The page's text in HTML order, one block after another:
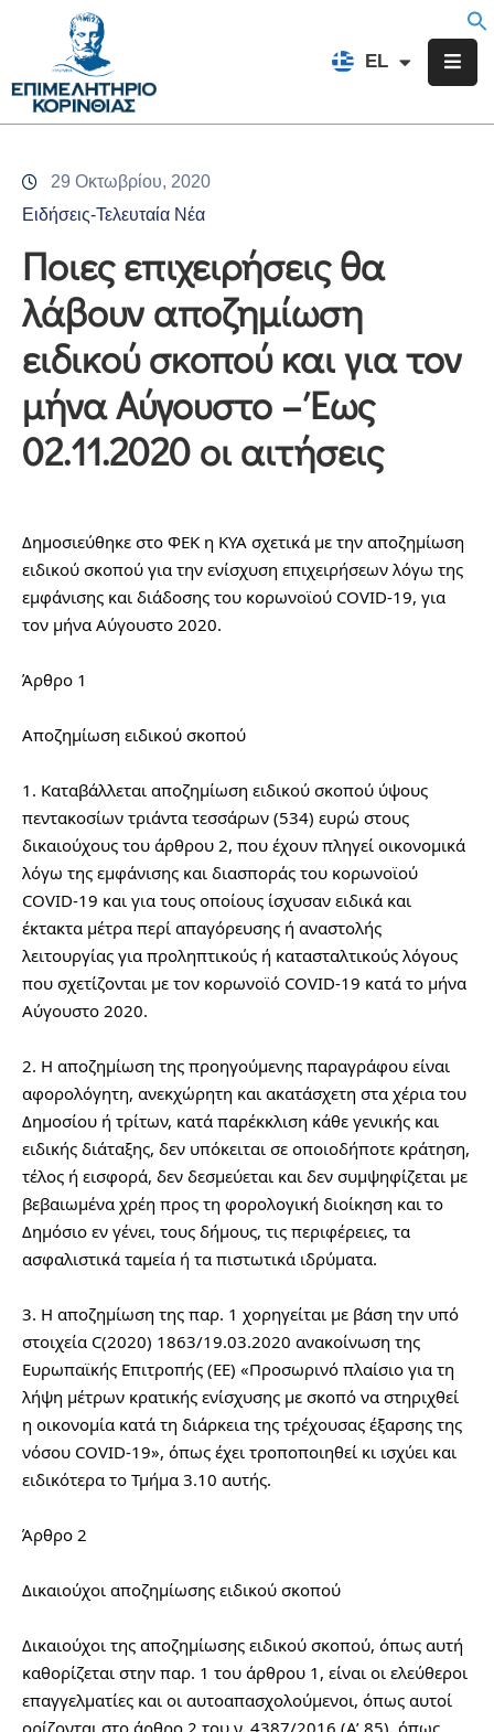
EL
FR
Επιμελητήριο
Υπηρεσίες
Προγράμματα
Δράσεις
Εκδηλώσεις
Επικοινωνία
29 Οκτωβρίου, 2020
Ειδήσεις-Τελευταία Νέα
Ποιες επιχειρήσεις θα
λάβουν αποζημίωση
ειδικού σκοπού και για τον
μήνα Αύγουστο – Έως
02.11.2020 οι αιτήσεις
Δημοσιεύθηκε στο ΦΕΚ η ΚΥΑ σχετικά με την αποζημίωση
ειδικού σκοπού για την ενίσχυση επιχειρήσεων λόγω της
εμφάνισης και διάδοσης του κορωνοϊού COVID-19, για
τον μήνα Αύγουστο 2020.
Άρθρο 1
Αποζημίωση ειδικού σκοπού
1. Καταβάλλεται αποζημίωση ειδικού σκοπού ύψους
πεντακοσίων τριάντα τεσσάρων (534) ευρώ στους
δικαιούχους του άρθρου 2, που έχουν πληγεί οικονομικά
λόγω της εμφάνισης και διασποράς του κορωνοϊού
COVID-19 και για τους οποίους ίσχυσαν ειδικά και
έκτακτα μέτρα περί απαγόρευσης ή αναστολής
λειτουργίας για προληπτικούς ή κατασταλτικούς λόγους
που σχετίζονται με τον κορωνοϊό COVID-19 κατά το μήνα
Αύγουστο 2020.
2. Η αποζημίωση της προηγούμενης παραγράφου είναι
αφορολόγητη, ανεκχώρητη και ακατάσχετη στα χέρια του
Δημοσίου ή τρίτων, κατά παρέκκλιση κάθε γενικής και
ειδικής διάταξης, δεν υπόκειται σε οποιοδήποτε κράτηση,
τέλος ή εισφορά, δεν δεσμεύεται και δεν συμψηφίζεται με
βεβαιωμένα χρέη προς τη φορολογική διοίκηση και το
Δημόσιο εν γένει, τους δήμους, τις περιφέρειες, τα
ασφαλιστικά ταμεία ή τα πιστωτικά ιδρύματα.
3. Η αποζημίωση της παρ. 1 χορηγείται με βάση την υπό
στοιχεία C(2020) 1863/19.03.2020 ανακοίνωση της
Ευρωπαϊκής Επιτροπής (ΕΕ) «Προσωρινό πλαίσιο για τη
λήψη μέτρων κρατικής ενίσχυσης με σκοπό να στηριχθεί
η οικονομία κατά τη διάρκεια της τρέχουσας έξαρσης της
νόσου COVID-19», όπως έχει τροποποιηθεί κι ισχύει και
ειδικότερα το Τμήμα 3.10 αυτής.
Άρθρο 2
Δικαιούχοι αποζημίωσης ειδικού σκοπού
Δικαιούχοι της αποζημίωσης ειδικού σκοπού, όπως αυτή
καθορίζεται στην παρ. 1 του άρθρου 1, είναι οι ελεύθεροι
επαγγελματίες και οι αυτοαπασχολούμενοι, όπως αυτοί
ορίζονται στο άρθρο 2 του ν. 4387/2016 (Α’ 85), όπως